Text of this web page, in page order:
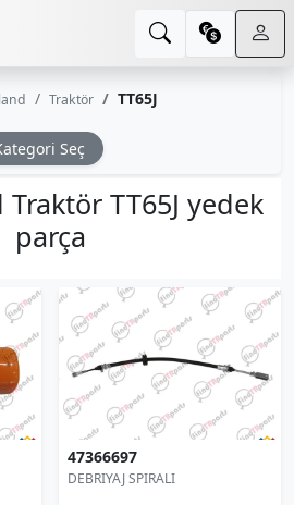
Traktör TT65J
Seç
TT65J yedek
parça
47366697
DEBRIYAJ SPIRALI